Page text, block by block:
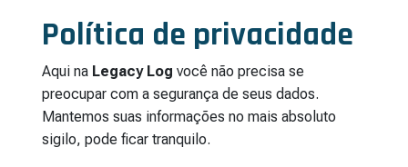
Política de privacidade
Aqui na Legacy Log você não precisa se
preocupar com a segurança de seus dados.
Mantemos suas informações no mais absoluto
sigilo, pode ficar tranquilo.